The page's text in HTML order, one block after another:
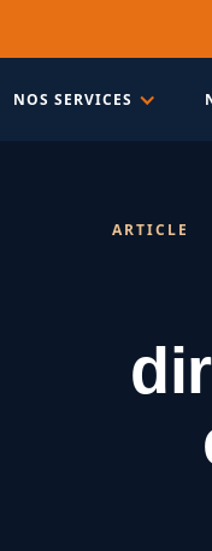
NOS SERVICES
ARTICLE